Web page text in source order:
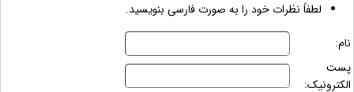
لطفاً نظرات خود را به صورت فارسی بنویسید.
نام:
پست
الکترونیک: